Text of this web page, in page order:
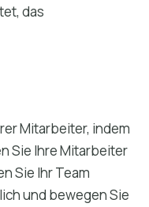
das
Mitarbeiter, indem
Sie Ihre Mitarbeiter
Sie Ihr Team
und bewegen Sie